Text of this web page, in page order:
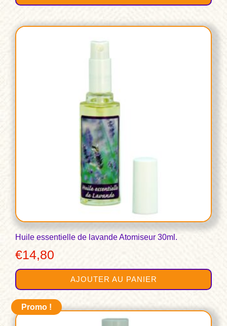
Huile essentielle de lavande Atomiseur 30ml.
€14,80
AJOUTER AU PANIER
Promo !